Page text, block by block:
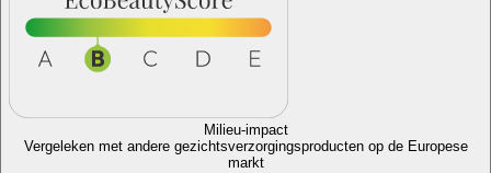
Milieu-impact
Vergeleken met andere gezichtsverzorgingsproducten op de Europese
markt